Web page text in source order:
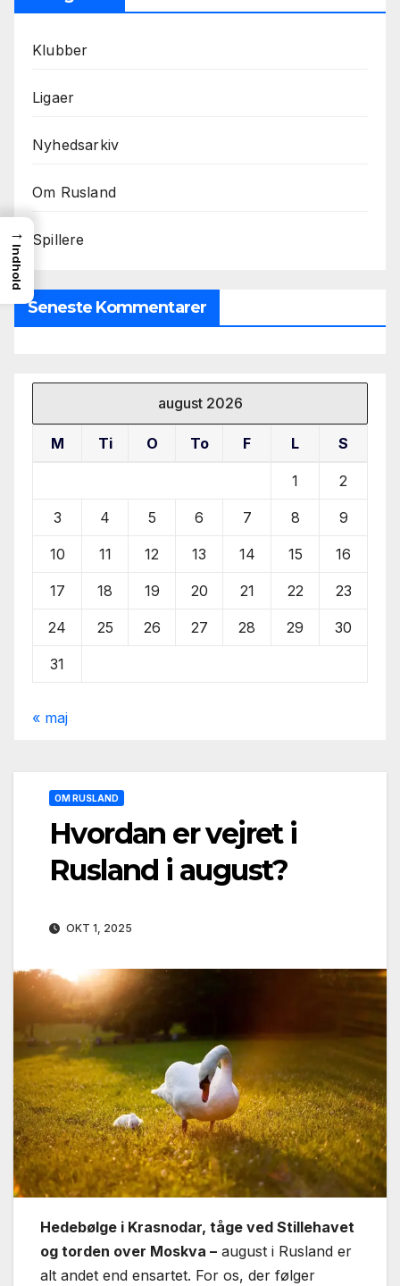
Klubber
Ligaer
Nyhedsarkiv
Om Rusland
Spillere
Seneste Kommentarer
august 2026
M Ti O To F L S
1 2
3 4 5 6 7 8 9
10 11 12 13 14 15 16
17 18 19 20 21 22 23
24 25 26 27 28 29 30
31
« maj
OM RUSLAND
Hvordan er vejret i
Rusland i august?
OKT 1, 2025
Hedebølge i Krasnodar, tåge ved Stillehavet
og torden over Moskva – august i Rusland er
alt andet end ensartet. For os, der følger
→
Indhold